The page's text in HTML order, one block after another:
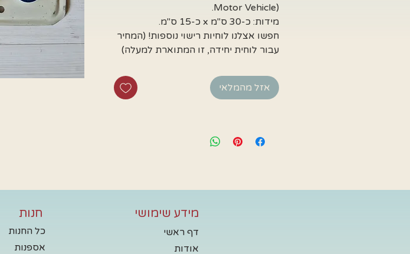
Motor Vehicle).
מידות: כ-30 ס"מ x כ-15 ס"מ.
חפשו אצלנו לוחיות רישוי נוספות! (המחיר
עבור לוחית יחידה, זו המתוארת למעלה)
אזל מהמלאי
חנות
כל החנות
אספנות
מידע שימושי
דף ראשי
אודות